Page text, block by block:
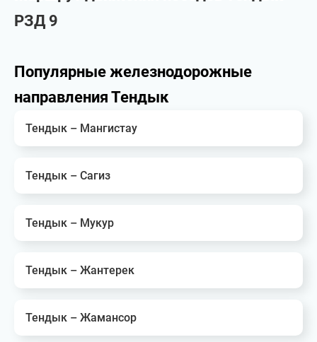
РЗД 9
Популярные железнодорожные
направления Тендык
Тендык – Мангистау
Тендык – Сагиз
Тендык – Мукур
Тендык – Жантерек
Тендык – Жамансор